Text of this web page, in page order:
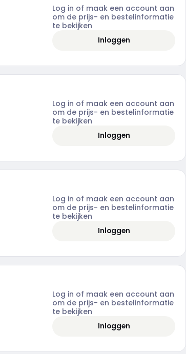
Log in of maak een account aan
om de prijs- en bestelinformatie
te bekijken
Inloggen
Log in of maak een account aan
om de prijs- en bestelinformatie
te bekijken
Inloggen
Log in of maak een account aan
om de prijs- en bestelinformatie
te bekijken
Inloggen
Log in of maak een account aan
om de prijs- en bestelinformatie
te bekijken
Inloggen